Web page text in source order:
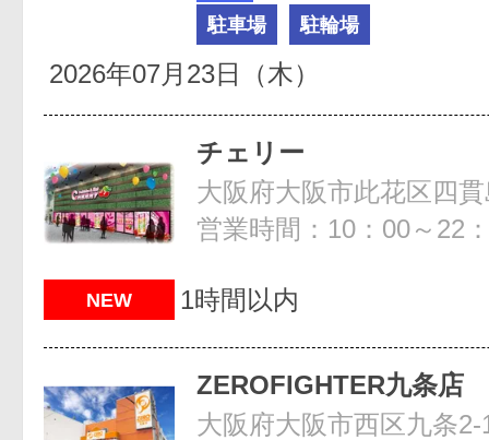
駐車場 駐輪場
2026年07月23日（木）
チェリー
大阪府大阪市此花区四
営業時間：10：00～22
NEW 1時間以内
ZEROFIGHTER九条店
大阪府大阪市西区九条2-